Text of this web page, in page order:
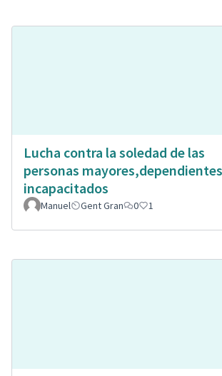
Lucha contra la soledad de las
personas
incapacitados
Manuel Gent Gran 0 1